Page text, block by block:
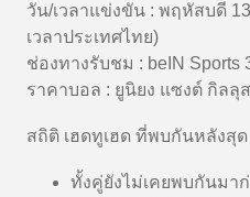
วัน/เวลาแข่งขัน : พฤหัสบดี
เวลาประเทศไทย)
ช่องทางรับชม : beIN Sports
ราคาบอล : ยูนิยง แซงต์ กิลลุ
สถิติ เฮดทูเฮด ที่พบกันหลังสุด
ทั้งคู่ยังไม่เคยพบกันมา